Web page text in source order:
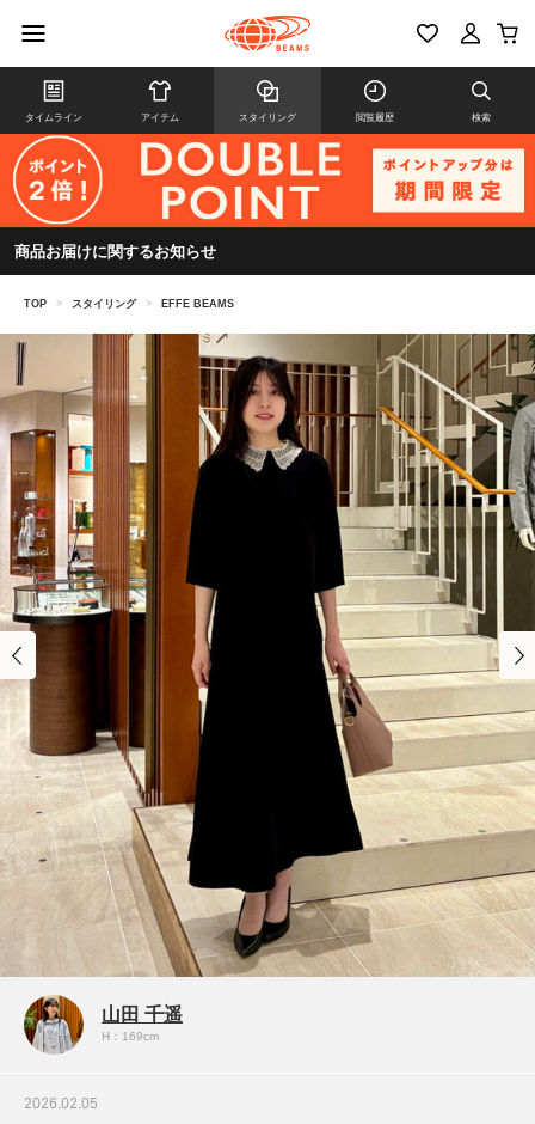
タイムライン アイテム スタイリング 閲覧履歴 検索
商品お届けに関するお知らせ
TOP > スタイリング > EFFE BEAMS
山田 千遥
H：169cm
2026.02.05